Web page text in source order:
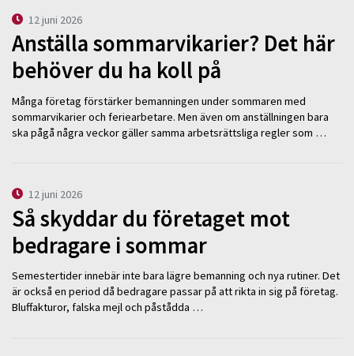
12 juni 2026
Anställa sommarvikarier? Det här
behöver du ha koll på
Många företag förstärker bemanningen under sommaren med
sommarvikarier och feriearbetare. Men även om anställningen bara
ska pågå några veckor gäller samma arbetsrättsliga regler som …
12 juni 2026
Så skyddar du företaget mot
bedragare i sommar
Semestertider innebär inte bara lägre bemanning och nya rutiner. Det
är också en period då bedragare passar på att rikta in sig på företag.
Bluffakturor, falska mejl och påstådda …